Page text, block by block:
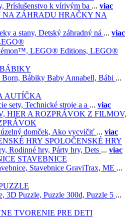
Príslušenstvo k vírivým ba ... viac
HRAČKY NA
a stany, Detský záhradný ná ... viac
LEGO® Editions, LEGO®
BÁBIKY
Bábiky Baby Annabell, Bábi ...
AUTÍČKA
sety, Technické stroje a a ... viac
Z FILMOV,
domček, Ako vycvičiť ... viac
SPOLOČENSKÉ HRY
Rodinné hry, Párty hry, Dets ... viac
STAVEBNICE
Stavebnice GraviTrax, ME ...
3D Puzzle, Puzzle 300d, Puzzle 5 ...